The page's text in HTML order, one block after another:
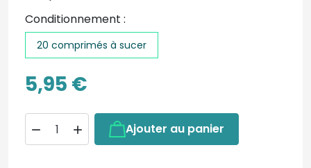
Conditionnement :
20 comprimés à sucer
5,95 €
  Ajouter au panier